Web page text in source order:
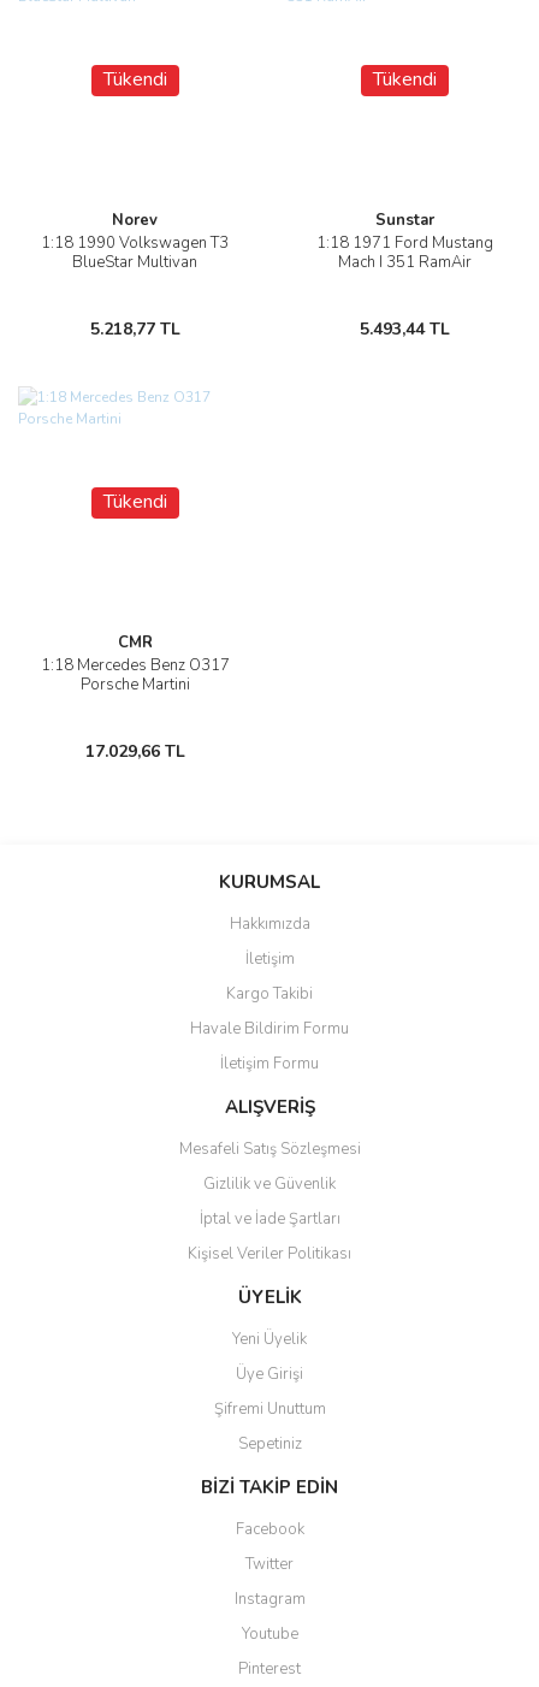
Tükendi
Norev
1:18 1990 Volkswagen T3
BlueStar Multivan
5.218,77 TL
Tükendi
Sunstar
1:18 1971 Ford Mustang
Mach I 351 RamAir
5.493,44 TL
Tükendi
CMR
1:18 Mercedes Benz O317
Porsche Martini
17.029,66 TL
KURUMSAL
Hakkımızda
İletişim
Kargo Takibi
Havale Bildirim Formu
İletişim Formu
ALIŞVERİŞ
Mesafeli Satış Sözleşmesi
Gizlilik ve Güvenlik
İptal ve İade Şartları
Kişisel Veriler Politikası
ÜYELİK
Yeni Üyelik
Üye Girişi
Şifremi Unuttum
Sepetiniz
BİZİ TAKİP EDİN
Facebook
Twitter
Instagram
Youtube
Pinterest